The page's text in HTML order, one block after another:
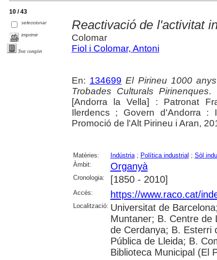
10 / 43
seleccionar
imprimir
Text complet
Reactivació de l'activitat
Colomar
Fiol i Colomar, Antoni
En: 134699 El Pirineu 1000
Trobades Culturals Pirinenques.
[Andorra la Vella] : Patronat
Ilerdencs ; Govern d'Andorra :
Promoció de l'Alt Pirineu i Aran,
Matèries: Indústria; Política industrial ; Sòl
Àmbit:
Organyà
Cronologia: [1850 - 2010]
Accés: https://www.raco.cat/
Localització: Universitat de
Muntaner; B. Centre de
de Cerdanya; B. Esterri
Pública de Lleida; B.
Biblioteca Municipal (El